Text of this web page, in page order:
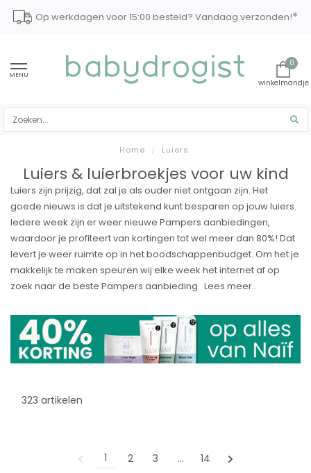
Op werkdagen voor 15:00 besteld? Vandaag verzonden!*
MENU
0
Home / Luiers
Luiers & luierbroekjes voor uw kind
Luiers zijn prijzig, dat zal je als ouder niet ontgaan zijn. Het
goede nieuws is dat je uitstekend kunt besparen op jouw luiers.
Iedere week zijn er weer nieuwe Pampers aanbiedingen,
waardoor je profiteert van kortingen tot wel meer dan 80%! Dat
levert je weer ruimte op in het boodschappenbudget. Om het je
makkelijk te maken speuren wij elke week het internet af op
zoek naar de beste Pampers aanbieding. Lees meer..
323 artikelen
1 2 3 … 14